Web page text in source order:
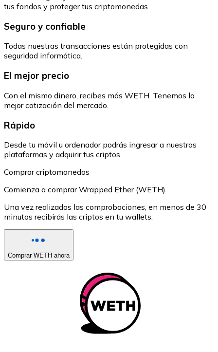
tus fondos y proteger tus criptomonedas.
Seguro y confiable
Todas nuestras transacciones están protegidas con
seguridad informática.
El mejor precio
Con el mismo dinero, recibes más WETH. Tenemos la
mejor cotización del mercado.
Rápido
Desde tu móvil u ordenador podrás ingresar a nuestras
plataformas y adquirir tus criptos.
Comprar criptomonedas
Comienza a comprar Wrapped Ether (WETH)
Una vez realizadas las comprobaciones, en menos de 30
minutos recibirás las criptos en tu wallets.
Comprar WETH ahora